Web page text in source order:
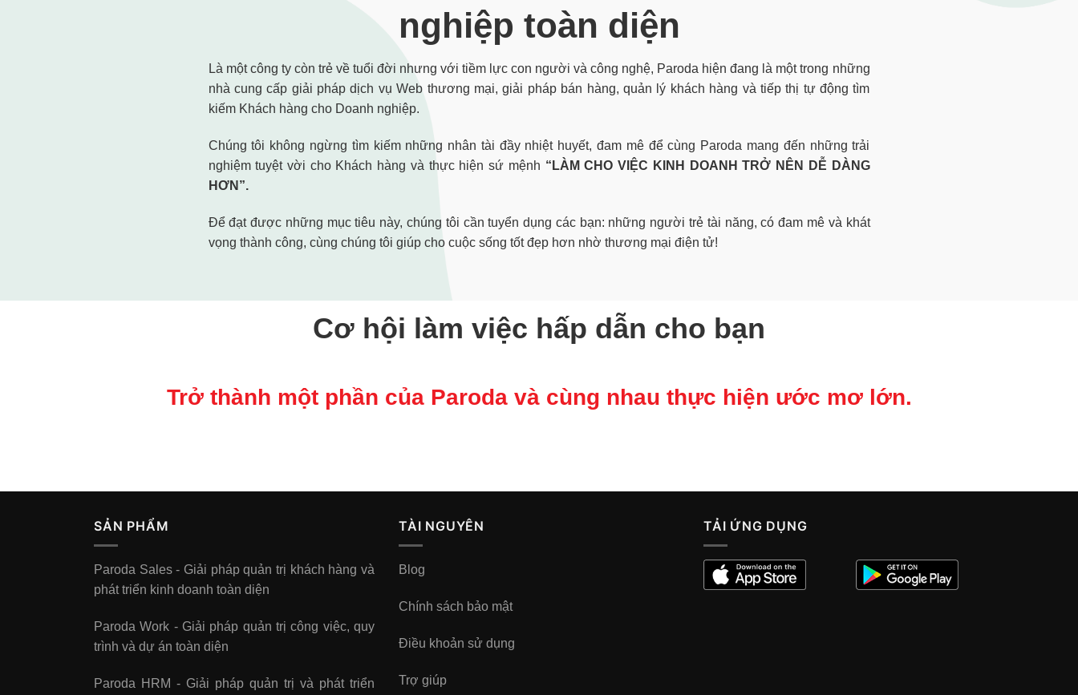
nghiệp toàn diện
Là một công ty còn trẻ về tuổi đời nhưng với tiềm lực con người và công nghệ, Paroda hiện đang là một trong những
nhà cung cấp giải pháp dịch vụ Web thương mại, giải pháp bán hàng, quản lý khách hàng và tiếp thị tự động tìm
kiếm Khách hàng cho Doanh nghiệp.
Chúng tôi không ngừng tìm kiếm những nhân tài đầy nhiệt huyết, đam mê để cùng Paroda mang đến những trải
nghiệm tuyệt vời cho Khách hàng và thực hiện sứ mệnh “LÀM CHO VIỆC KINH DOANH TRỞ NÊN DỄ DÀNG
HƠN”.
Để đạt được những mục tiêu này, chúng tôi cần tuyển dụng các bạn: những người trẻ tài năng, có đam mê và khát
vọng thành công, cùng chúng tôi giúp cho cuộc sống tốt đẹp hơn nhờ thương mại điện tử!
Cơ hội làm việc hấp dẫn cho bạn
Trở thành một phần của Paroda và cùng nhau thực hiện ước mơ lớn.
SẢN PHẨM
Paroda Sales - Giải pháp quản trị khách hàng và
phát triển kinh doanh toàn diện
Paroda Work - Giải pháp quản trị công việc, quy
trình và dự án toàn diện
Paroda HRM - Giải pháp quản trị và phát triển
TÀI NGUYÊN
Blog
Chính sách bảo mật
Điều khoản sử dụng
Trợ giúp
TẢI ỨNG DỤNG